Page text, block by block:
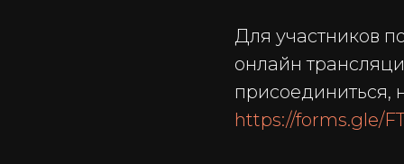
Для участников
онлайн
присоединиться,
https://forms.gle/